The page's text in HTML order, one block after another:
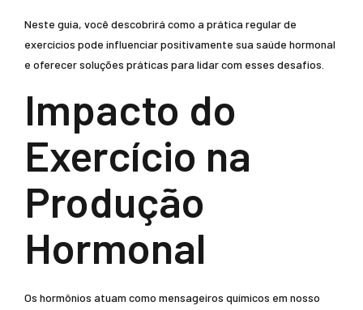
Neste guia, você descobrirá como a prática regular de
exercícios pode influenciar positivamente sua saúde hormonal
e oferecer soluções práticas para lidar com esses desafios.
Impacto do
Exercício na
Produção
Hormonal
Os hormônios atuam como mensageiros químicos em nosso